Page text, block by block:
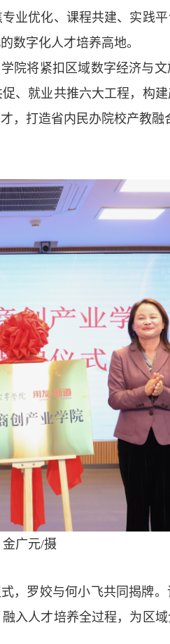
业优化、课程共建、实践
数字化人才培养高地。
院将紧扣区域数字经济与
、就业共推六大工程，构建
，打造省内民办院校产教融
广元/摄
，罗姣与何小飞共同揭牌
入人才培养全过程，为区